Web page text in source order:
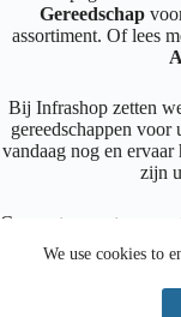
We use cookies to
Gereedschap
assortiment. Of lees
Bij Infrashop zetten
gereedschappen
vandaag nog en
zijn
Connecteer met ons op